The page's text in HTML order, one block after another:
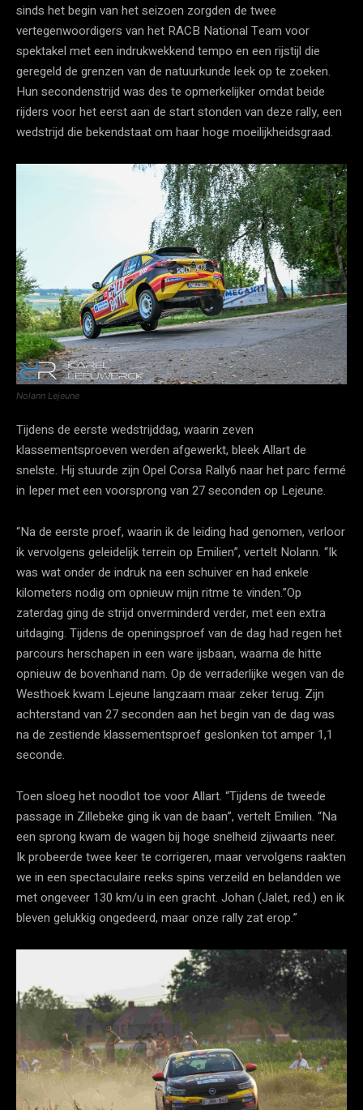
sinds het begin van het seizoen zorgden de twee
vertegenwoordigers van het RACB National Team voor
spektakel met een indrukwekkend tempo en een rijstijl die
geregeld de grenzen van de natuurkunde leek op te zoeken.
Hun secondenstrijd was des te opmerkelijker omdat beide
rijders voor het eerst aan de start stonden van deze rally, een
wedstrijd die bekendstaat om haar hoge moeilijkheidsgraad.
Nolann Lejeune
Tijdens de eerste wedstrijddag, waarin zeven
klassementsproeven werden afgewerkt, bleek Allart de
snelste. Hij stuurde zijn Opel Corsa Rally6 naar het parc fermé
in Ieper met een voorsprong van 27 seconden op Lejeune.
“Na de eerste proef, waarin ik de leiding had genomen, verloor
ik vervolgens geleidelijk terrein op Emilien”, vertelt Nolann. “Ik
was wat onder de indruk na een schuiver en had enkele
kilometers nodig om opnieuw mijn ritme te vinden.”Op
zaterdag ging de strijd onverminderd verder, met een extra
uitdaging. Tijdens de openingsproef van de dag had regen het
parcours herschapen in een ware ijsbaan, waarna de hitte
opnieuw de bovenhand nam. Op de verraderlijke wegen van de
Westhoek kwam Lejeune langzaam maar zeker terug. Zijn
achterstand van 27 seconden aan het begin van de dag was
na de zestiende klassementsproef geslonken tot amper 1,1
seconde.
Toen sloeg het noodlot toe voor Allart. “Tijdens de tweede
passage in Zillebeke ging ik van de baan”, vertelt Emilien. “Na
een sprong kwam de wagen bij hoge snelheid zijwaarts neer.
Ik probeerde twee keer te corrigeren, maar vervolgens raakten
we in een spectaculaire reeks spins verzeild en belandden we
met ongeveer 130 km/u in een gracht. Johan (Jalet, red.) en ik
bleven gelukkig ongedeerd, maar onze rally zat erop.”